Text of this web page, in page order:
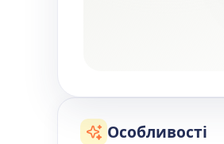
Особливості